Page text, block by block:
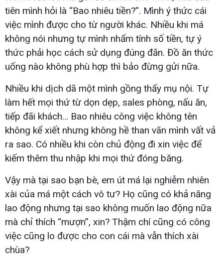
tiên mình hỏi là “Bao nhiêu tiền?”. Mình ý thức cái
việc mình được cho từ người khác. Nhiều khi má
không nói nhưng tự mình nhẩm tính số tiền, tự ý
thức phải học cách sử dụng đúng đắn. Đồ ăn thức
uống nào không phù hợp thì bảo đừng gửi nữa.
Nhiều khi dịch dã một mình gồng thấy mụ nội. Tự
làm hết mọi thứ từ dọn dẹp, sales phòng, nấu ăn,
tiếp đãi khách… Bao nhiêu công việc không tên
không kể xiết nhưng không hề than vãn mình vất vả
ra sao. Có nhiều khi còn chủ động đi xin việc để
kiếm thêm thu nhập khi mọi thứ đóng băng.
Vậy mà tại sao bạn bè, em út má lại nghiễm nhiên
xài của má một cách vô tư? Họ cũng có khả năng
lao động nhưng tại sao không muốn lao động nữa
mà chỉ thích “mượn”, xin? Thậm chí cũng có công
việc cũng lo được cho con cái mà vẫn thích xài
chùa?